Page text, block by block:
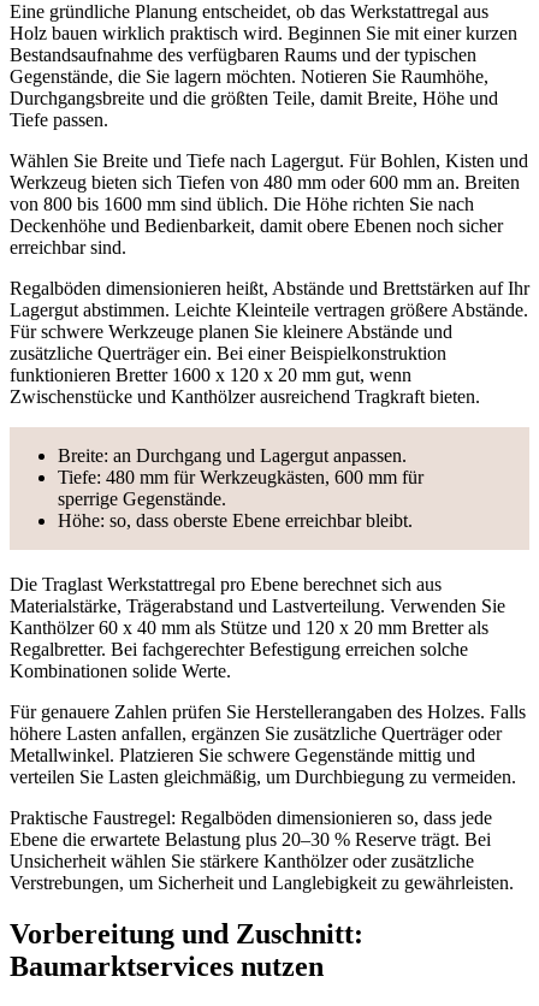
Eine gründliche Planung entscheidet, ob das Werkstattregal aus
Holz bauen wirklich praktisch wird. Beginnen Sie mit einer kurzen
Bestandsaufnahme des verfügbaren Raums und der typischen
Gegenstände, die Sie lagern möchten. Notieren Sie Raumhöhe,
Durchgangsbreite und die größten Teile, damit Breite, Höhe und
Tiefe passen.
Wählen Sie Breite und Tiefe nach Lagergut. Für Bohlen, Kisten und
Werkzeug bieten sich Tiefen von 480 mm oder 600 mm an. Breiten
von 800 bis 1600 mm sind üblich. Die Höhe richten Sie nach
Deckenhöhe und Bedienbarkeit, damit obere Ebenen noch sicher
erreichbar sind.
Regalböden dimensionieren heißt, Abstände und Brettstärken auf Ihr
Lagergut abstimmen. Leichte Kleinteile vertragen größere Abstände.
Für schwere Werkzeuge planen Sie kleinere Abstände und
zusätzliche Querträger ein. Bei einer Beispielkonstruktion
funktionieren Bretter 1600 x 120 x 20 mm gut, wenn
Zwischenstücke und Kanthölzer ausreichend Tragkraft bieten.
Breite: an Durchgang und Lagergut anpassen.
Tiefe: 480 mm für Werkzeugkästen, 600 mm für
sperrige Gegenstände.
Höhe: so, dass oberste Ebene erreichbar bleibt.
Die Traglast Werkstattregal pro Ebene berechnet sich aus
Materialstärke, Trägerabstand und Lastverteilung. Verwenden Sie
Kanthölzer 60 x 40 mm als Stütze und 120 x 20 mm Bretter als
Regalbretter. Bei fachgerechter Befestigung erreichen solche
Kombinationen solide Werte.
Für genauere Zahlen prüfen Sie Herstellerangaben des Holzes. Falls
höhere Lasten anfallen, ergänzen Sie zusätzliche Querträger oder
Metallwinkel. Platzieren Sie schwere Gegenstände mittig und
verteilen Sie Lasten gleichmäßig, um Durchbiegung zu vermeiden.
Praktische Faustregel: Regalböden dimensionieren so, dass jede
Ebene die erwartete Belastung plus 20–30 % Reserve trägt. Bei
Unsicherheit wählen Sie stärkere Kanthölzer oder zusätzliche
Verstrebungen, um Sicherheit und Langlebigkeit zu gewährleisten.
Vorbereitung und Zuschnitt:
Baumarktservices nutzen